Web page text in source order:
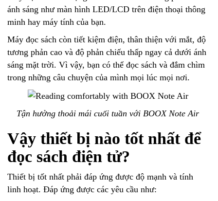
ánh sáng như màn hình LED/LCD trên điện thoại thông
minh hay máy tính của bạn.
Máy đọc sách còn tiết kiệm điện, thân thiện với mắt, độ
tương phản cao và độ phản chiếu thấp ngay cả dưới ánh
sáng mặt trời. Vì vậy, bạn có thể đọc sách và đắm chìm
trong những câu chuyện của mình mọi lúc mọi nơi.
Tận hưởng thoải mái cuối tuần với BOOX Note Air
Vậy thiết bị nào tốt nhất để
đọc sách điện tử?
Thiết bị tốt nhất phải đáp ứng được độ mạnh và tính
linh hoạt. Đáp ứng được các yêu cầu như: